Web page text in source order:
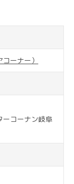
ーナー）
ーコーナン岐阜